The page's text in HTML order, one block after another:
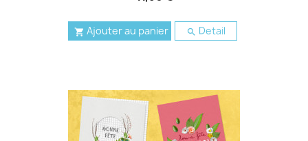
 Ajouter au panier  Detail